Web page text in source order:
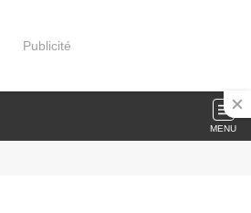
Publicité
MENU